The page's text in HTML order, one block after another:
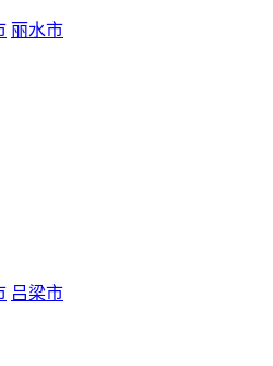
丽水市
吕梁市